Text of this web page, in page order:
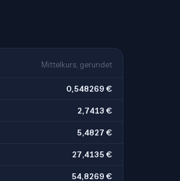
Mittelkurs, gerundet
0,548269 €
2,7413 €
5,4827 €
27,4135 €
54,8269 €